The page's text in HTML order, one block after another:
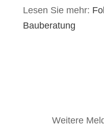
Lesen Sie mehr:
Bauberatung
Weitere